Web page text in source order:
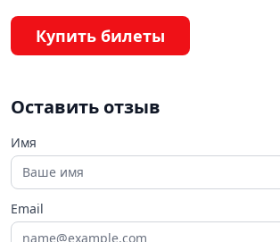
Купить билеты
Оставить отзыв
Имя
Email